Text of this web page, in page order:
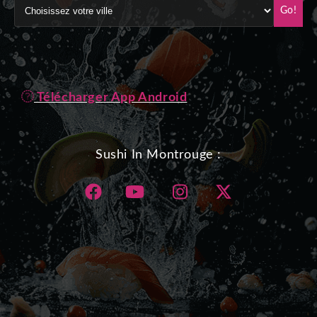
Go!
Télécharger App Android
Sushi In Montrouge :